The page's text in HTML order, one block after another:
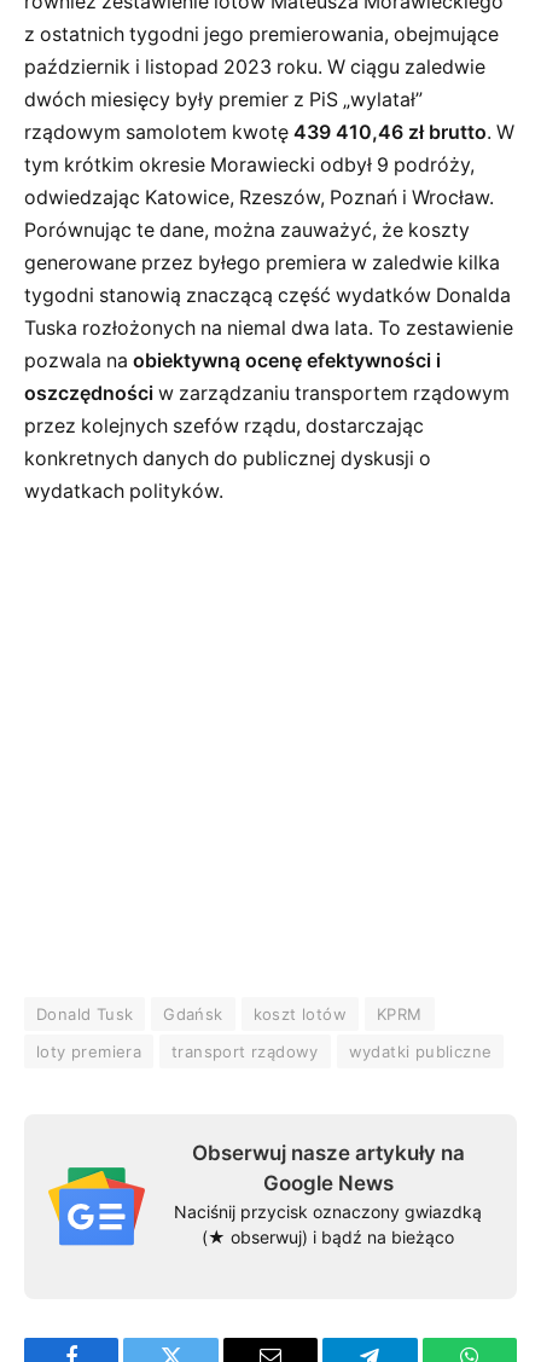
z ostatnich tygodni jego premierowania, obejmujące
październik i listopad 2023 roku. W ciągu zaledwie
dwóch miesięcy były premier z PiS „wylatał”
rządowym samolotem kwotę 439 410,46 zł brutto. W
tym krótkim okresie Morawiecki odbył 9 podróży,
odwiedzając Katowice, Rzeszów, Poznań i Wrocław.
Porównując te dane, można zauważyć, że koszty
generowane przez byłego premiera w zaledwie kilka
tygodni stanowią znaczącą część wydatków Donalda
Tuska rozłożonych na niemal dwa lata. To zestawienie
pozwala na obiektywną ocenę efektywności i
oszczędności w zarządzaniu transportem rządowym
przez kolejnych szefów rządu, dostarczając
konkretnych danych do publicznej dyskusji o
wydatkach polityków.
Donald Tusk Gdańsk koszt lotów
KPRM
loty premiera
transport rządowy wydatki publiczne
Obserwuj nasze artykuły na
Google News
Naciśnij przycisk oznaczony gwiazdką
(★ obserwuj) i bądź na bieżąco